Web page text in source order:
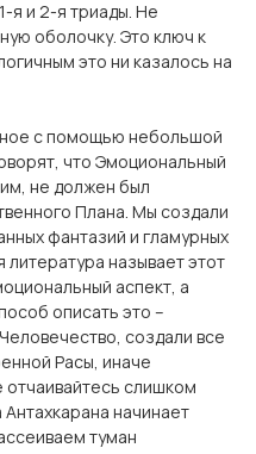
я и 2-я триады. Не
оболочку. Это ключ к
это ни казалось на
с помощью небольшой
что Эмоциональный
не должен был
Плана. Мы создали
фантазий и гламурных
называет этот
аспект, а
описать это –
создали все
Расы, иначе
отчаивайтесь слишком
начинает
туман